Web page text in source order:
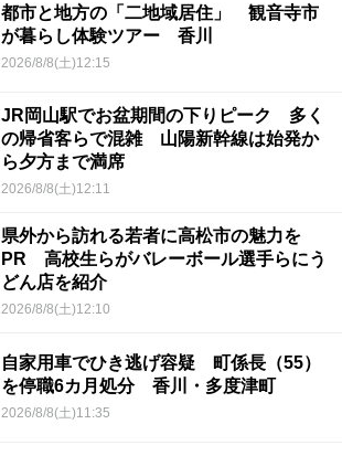
都市と地方の「二地域居住」 観音寺市
が暮らし体験ツアー 香川
2026/8/8(土)12:15
JR岡山駅でお盆期間の下りピーク 多く
の帰省客らで混雑 山陽新幹線は始発か
ら夕方まで満席
2026/8/8(土)12:11
県外から訪れる若者に高松市の魅力を
PR 高校生らがバレーボール選手らにう
どん店を紹介
2026/8/8(土)12:10
自家用車でひき逃げ容疑 町係長（55）
を停職6カ月処分 香川・多度津町
2026/8/8(土)11:35